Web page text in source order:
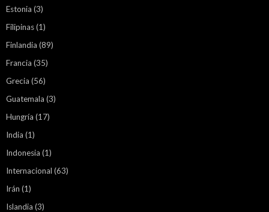
Estonia (3)
Filipinas(1)
Finlandia (89)
Francia (35)
Grecia (56)
Guatemala (3)
Hungría (17)
India (1)
Indonesia (1)
Internacional (63)
Irán (1)
Islandia (3)